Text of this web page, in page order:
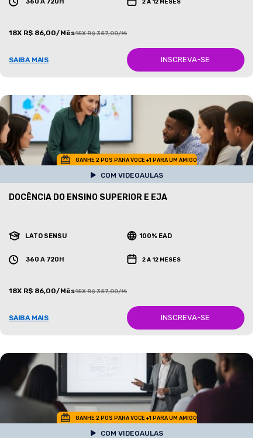
2 A 12 MESES
18X R$ 86,00/Mês18X R$ 387,00/Mês
SAIBA MAIS INSCREVA-SE
GANHE 2 POS PARA VOCE +1 PARA UM AMIGO
COM VIDEOAULAS
DOCÊNCIA DO ENSINO SUPERIOR E EJA
LATO SENSU 100% EAD
360 A 720H 2 A 12 MESES
18X R$ 86,00/Mês18X R$ 387,00/Mês
SAIBA MAIS INSCREVA-SE
GANHE 2 POS PARA VOCE +1 PARA UM AMIGO
COM VIDEOAULAS